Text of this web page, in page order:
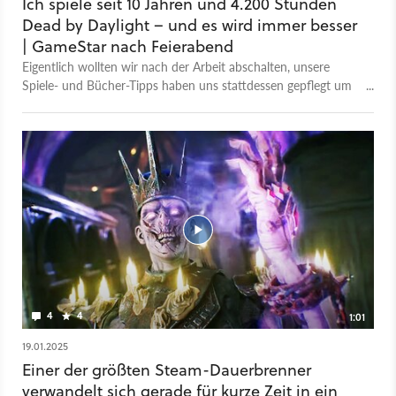
bringt den neuen Killer mit eigenem Skillset und Talenten ins
Spiel.
Dead by Daylight – und es wird immer besser
| GameStar nach Feierabend
Eigentlich wollten wir nach der Arbeit abschalten, unsere
Spiele- und Bücher-Tipps haben uns stattdessen gepflegt um
4 4
1:01
19.01.2025
Einer der größten Steam-Dauerbrenner
verwandelt sich gerade für kurze Zeit in ein